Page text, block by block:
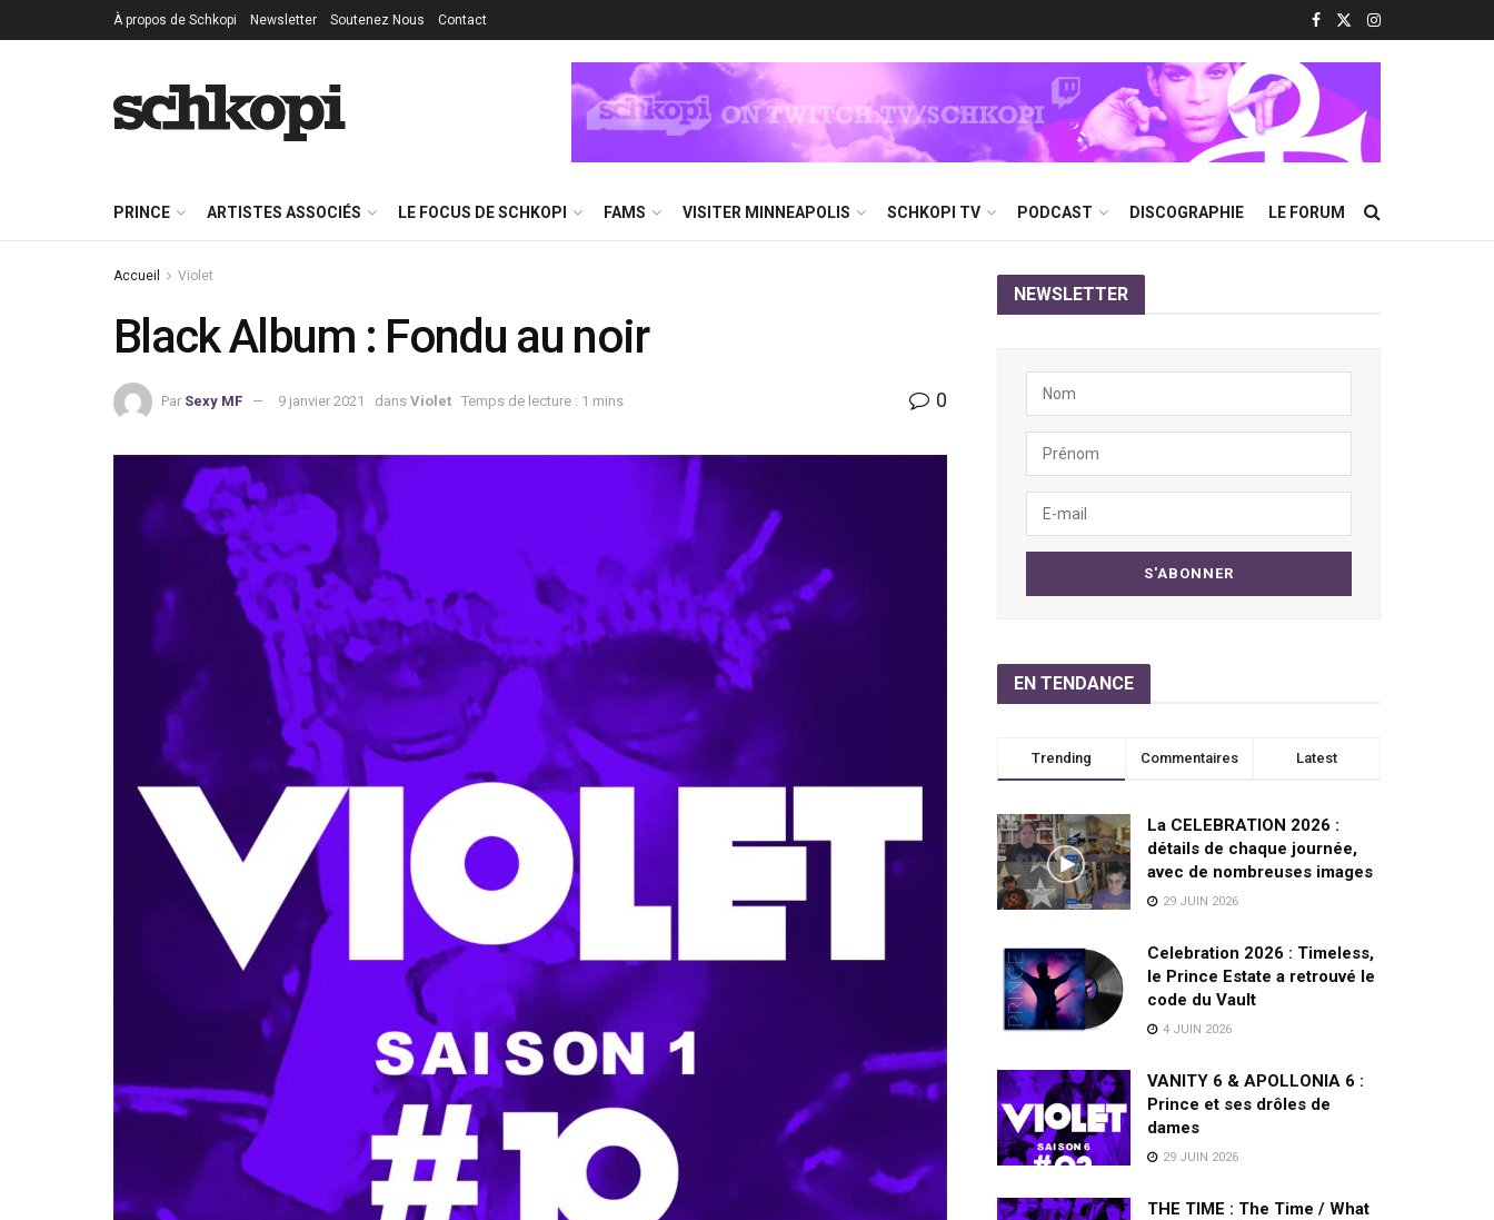
À propos de Schkopi Newsletter Soutenez Nous Contact
PRINCE ARTISTES ASSOCIÉS LE FOCUS DE SCHKOPI FAMS VISITER MINNEAPOLIS SCHKOPI TV PODCAST DISCOGRAPHIE LE FORUM
Accueil Violet
Black Album : Fondu au noir
Par Sexy MF 9 janvier 2021 dans Violet Temps de lecture : 1 mins 0
NEWSLETTER
EN TENDANCE
Trending Commentaires Latest
La CELEBRATION 2026 :
détails de chaque journée,
avec de nombreuses images
29 JUIN 2026
Celebration 2026 : Timeless,
le Prince Estate a retrouvé le
code du Vault
4 JUIN 2026
VANITY 6 & APOLLONIA 6 :
Prince et ses drôles de
dames
29 JUIN 2026
THE TIME : The Time / What